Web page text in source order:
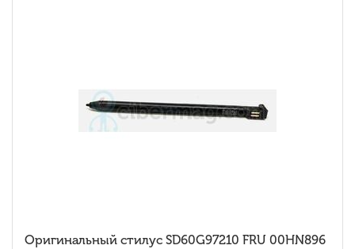
Оригинальный стилус SD60G97210 FRU 00HN896